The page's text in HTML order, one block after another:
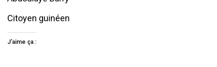
Citoyen guinéen
J’aime ça :